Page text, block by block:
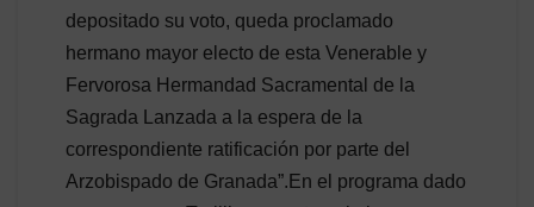
depositado su voto, queda proclamado
hermano mayor electo de esta Venerable y
Fervorosa Hermandad Sacramental de la
Sagrada Lanzada a la espera de la
correspondiente ratificación por parte del
Arzobispado de Granada”.En el programa dado